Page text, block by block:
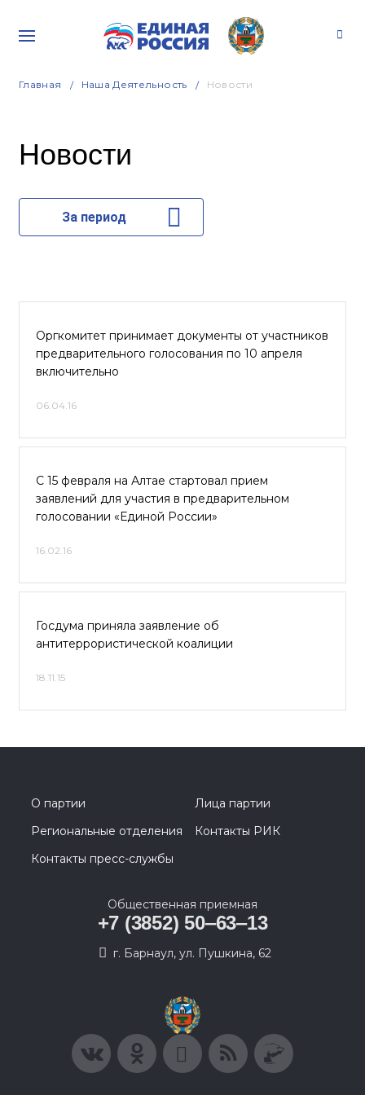
Главная Наша Деятельность Новости
Новости
За период
Оргкомитет принимает документы от участников
предварительного голосования по 10 апреля
включительно
06.04.16
С 15 февраля на Алтае стартовал прием
заявлений для участия в предварительном
голосовании «Единой России»
16.02.16
Госдума приняла заявление об
антитеррористической коалиции
18.11.15
О партии
Лица партии
Региональные отделения
Контакты РИК
Контакты пресс-службы
Общественная приемная
+7 (3852) 50‒63‒13
г. Барнаул, ул. Пушкина, 62